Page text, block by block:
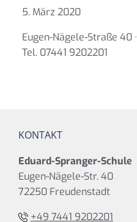
5. März 2020
Eugen-Nägele-Straße 40
Tel. 07441 9202201
KONTAKT
Eduard-Spranger-Schule
Eugen-Nägele-Str. 40
72250 Freudenstadt
+49 7441 9202201